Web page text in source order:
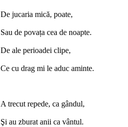
De jucaria mică, poate,
Sau de povața cea de noapte.
De ale perioadei clipe,
Ce cu drag mi le aduc aminte.
A trecut repede, ca gândul,
Şi au zburat anii ca vântul.